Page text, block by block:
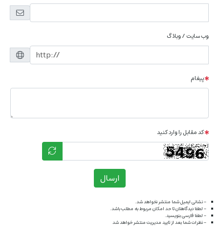
وب سایت / وبلاگ
پیغام
کد مقابل را وارد کنید
ارسال
- نشانی ایمیل شما منتشر نخواهد شد.
- لطفا دیدگاهتان تا حد امکان مربوط به مطلب باشد.
- لطفا فارسی بنویسید.
- نظرات شما بعد از تایید مدیریت منتشر خواهد شد